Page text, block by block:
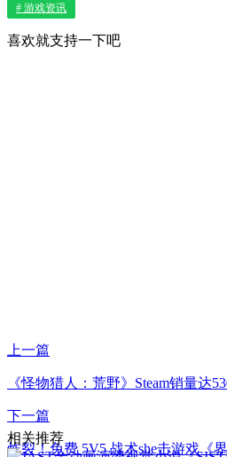
# 游戏资讯
喜欢就支持一下吧
上一篇
《怪物猎人：荒野》Steam销量达
下一篇
炸裂！免费 5V5 战术she击游戏《
相关推荐